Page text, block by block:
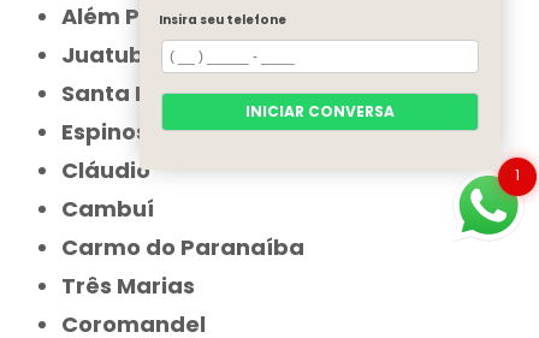
Além Paraíba
Juatuba
Santa Bárbara
Espinosa
Cláudio
Cambuí
Carmo do Paranaíba
Três Marias
Coromandel
1
Insira seu telefone
INICIAR CONVERSA